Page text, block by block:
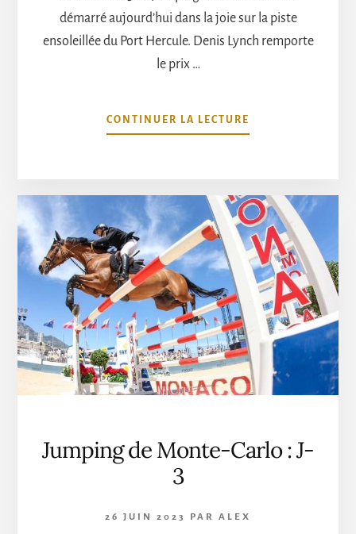
démarré aujourd’hui dans la joie sur la piste
ensoleillée du Port Hercule. Denis Lynch remporte
le prix …
CONTINUER LA LECTURE
PROPOSJUMPING
UN
PREMIER
JOUR
EXCEPTIONNEL
Jumping de Monte-Carlo : J-
3
26 JUIN 2023 PAR ALEX